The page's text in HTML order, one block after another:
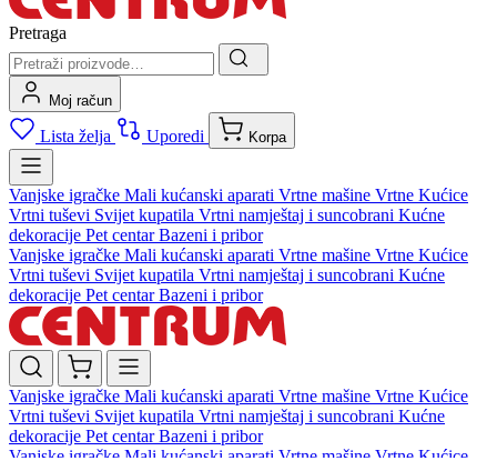
Pretraga
Moj račun
Lista želja Uporedi Korpa
Vanjske igračke Mali kućanski aparati Vrtne mašine Vrtne Kućice
Vrtni tuševi Svijet kupatila Vrtni namještaj i suncobrani Kućne
dekoracije Pet centarBazeni i pribor
Vanjske igračke Mali kućanski aparati Vrtne mašine Vrtne Kućice
Vrtni tuševi Svijet kupatila Vrtni namještaj i suncobrani Kućne
dekoracije Pet centarBazeni i pribor
Vanjske igračke Mali kućanski aparati Vrtne mašine Vrtne Kućice
Vrtni tuševi Svijet kupatila Vrtni namještaj i suncobrani Kućne
dekoracije Pet centarBazeni i pribor
Vanjske igračke Mali kućanski aparati Vrtne mašine Vrtne Kućice